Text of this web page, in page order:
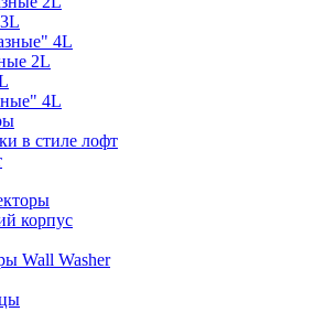
4L
2L
4L
в стиле лофт
корпус
Wall Washer